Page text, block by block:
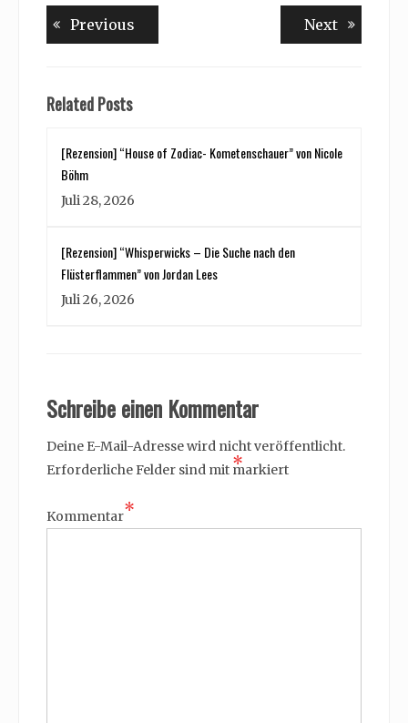
Beitragsnavigation
Previous NextNext
Related Posts
[Rezension] “House of Zodiac- Kometenschauer” von Nicole
Böhm
Juli 28, 2026
[Rezension] “Whisperwicks – Die Suche nach den
Flüsterflammen” von Jordan Lees
Juli 26, 2026
Schreibe einen Kommentar
Deine E-Mail-Adresse wird nicht veröffentlicht.
Erforderliche Felder sind mit *
markiert
Kommentar*